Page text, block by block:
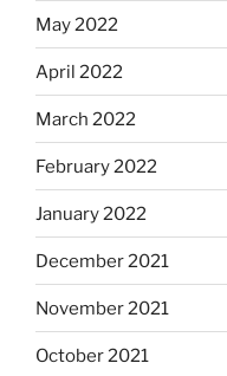
May 2022
April 2022
March 2022
February 2022
January 2022
December 2021
November 2021
October 2021